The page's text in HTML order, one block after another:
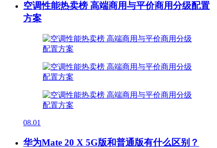
空调性能热卖榜 高端商用与平价商用分级配置
方案
08.01
华为Mate 20 X 5G版和普通版有什么区别？